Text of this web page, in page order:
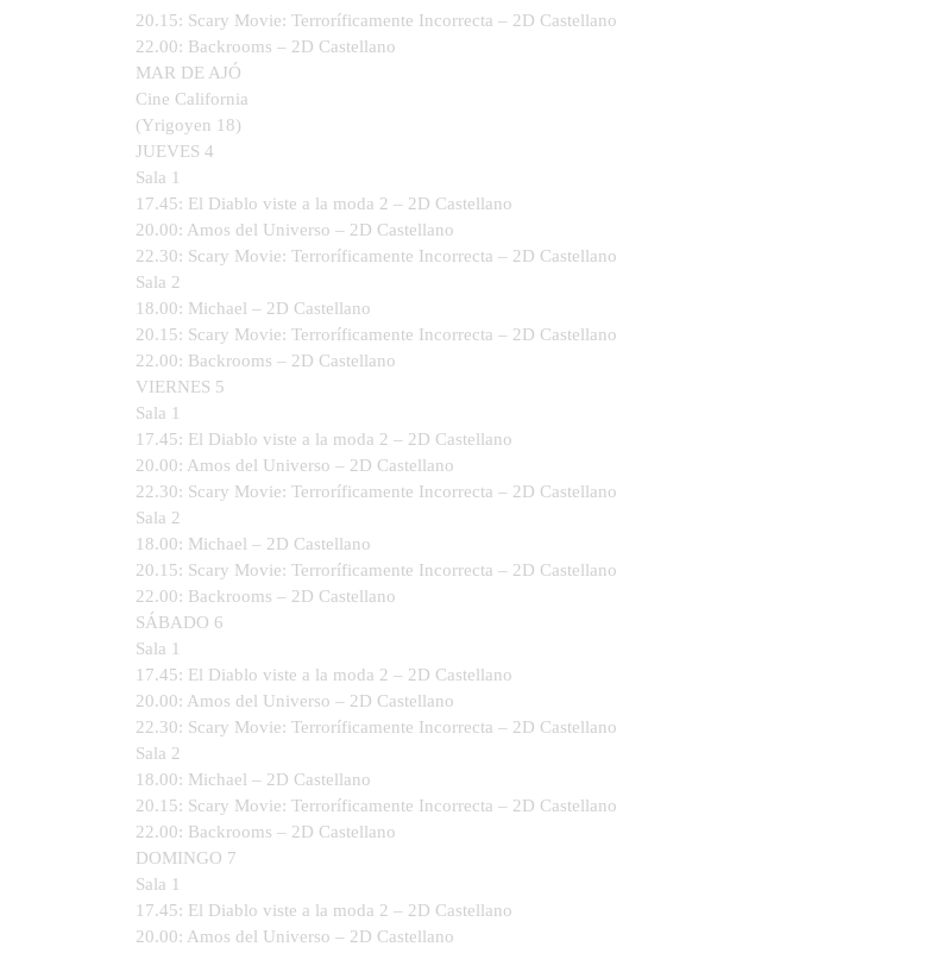
20.15: Scary Movie: Terroríficamente Incorrecta – 2D Castellano
22.00: Backrooms – 2D Castellano
MAR DE AJÓ
Cine California
(Yrigoyen 18)
JUEVES 4
Sala 1
17.45: El Diablo viste a la moda 2 – 2D Castellano
20.00: Amos del Universo – 2D Castellano
22.30: Scary Movie: Terroríficamente Incorrecta – 2D Castellano
Sala 2
18.00: Michael – 2D Castellano
20.15: Scary Movie: Terroríficamente Incorrecta – 2D Castellano
22.00: Backrooms – 2D Castellano
VIERNES 5
Sala 1
17.45: El Diablo viste a la moda 2 – 2D Castellano
20.00: Amos del Universo – 2D Castellano
22.30: Scary Movie: Terroríficamente Incorrecta – 2D Castellano
Sala 2
18.00: Michael – 2D Castellano
20.15: Scary Movie: Terroríficamente Incorrecta – 2D Castellano
22.00: Backrooms – 2D Castellano
SÁBADO 6
Sala 1
17.45: El Diablo viste a la moda 2 – 2D Castellano
20.00: Amos del Universo – 2D Castellano
22.30: Scary Movie: Terroríficamente Incorrecta – 2D Castellano
Sala 2
18.00: Michael – 2D Castellano
20.15: Scary Movie: Terroríficamente Incorrecta – 2D Castellano
22.00: Backrooms – 2D Castellano
DOMINGO 7
Sala 1
17.45: El Diablo viste a la moda 2 – 2D Castellano
20.00: Amos del Universo – 2D Castellano